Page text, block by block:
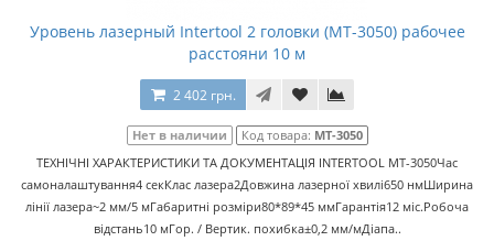
Уровень лазерный Intertool 2 головки (MT-3050) рабочее
расстояни 10 м
2 402 грн.
Нет в наличии Код товара: MT-3050
ТЕХНІЧНІ ХАРАКТЕРИСТИКИ ТА ДОКУМЕНТАЦІЯ INTERTOOL MT-3050Час
самоналаштування4 секКлас лазера2Довжина лазерної хвилі650 нмШирина
лінії лазера~2 мм/5 мГабаритні розміри80*89*45 ммГарантія12 міс.Робоча
відстань10 мГор. / Вертик. похибка±0,2 мм/мДіапа..